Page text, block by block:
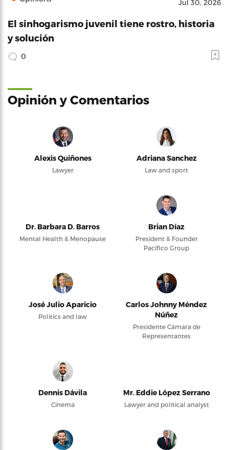
Jul 30, 2026
El sinhogarismo juvenil tiene rostro, historia
y solución
0
Opinión y Comentarios
Alexis Quiñones
Lawyer
Adriana Sanchez
Law and sport
Dr. Barbara D. Barros
Mental Health & Menopause
Brian Díaz
President & Founder
Pacifico Group
José Julio Aparicio
Politics and law
Carlos Johnny Méndez
Núñez
Presidente Cámara de
Representantes
Dennis Dávila
Cinema
Mr. Eddie López Serrano
Lawyer and political analyst